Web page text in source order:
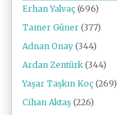
Erhan Yalvaç (696)
Tamer Güner (377)
Adnan Onay (344)
Ardan Zentürk (344)
Yaşar Taşkın Koç (269)
Cihan Aktaş (226)